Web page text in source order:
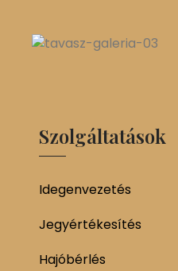
Szolgáltatások
Idegenvezetés
Jegyértékesítés
Hajóbérlés